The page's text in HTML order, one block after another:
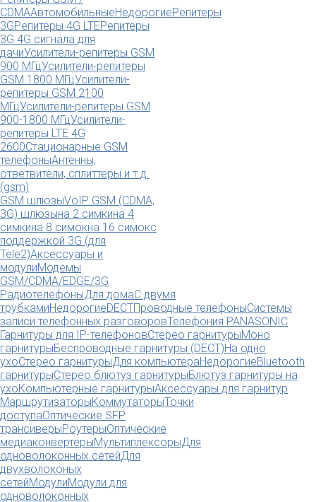
CDMAАвтомобильныеНедорогиеРепитеры
3GРепитеры 4G LTEРепитеры
3G 4G сигнала для
дачиУсилители-репитеры GSM
900 МГцУсилители-репитеры
GSM 1800 МГцУсилители-
репитеры GSM 2100
МГцУсилители-репитеры GSM
900-1800 МГцУсилители-
репитеры LTE 4G
2600Стационарные GSM
телефоныАнтенны,
ответвители, сплиттеры и т.д.
(gsm)
GSM шлюзыVoIP GSM (CDMA,
3G) шлюзына 2 симкина 4
симкина 8 симокна 16 симокс
поддержкой 3G (для
Tele2)Аксессуары и
модулиМодемы
GSM/CDMA/EDGE/3G
РадиотелефоныДля домаС двумя
трубкамиНедорогиеDECTПроводные телефоныСистемы
записи телефонных разговоровТелефония PANASONIC
Гарнитуры для IP-телефоновСтерео гарнитурыМоно
гарнитурыБеспроводные гарнитуры (DECT)На одно
ухоСтерео гарнитурыДля компьютераНедорогиеBluetooth
гарнитурыСтерео блютуз гарнитурыБлютуз гарнитуры на
ухоКомпьютерные гарнитурыАксессуары для гарнитур
МаршрутизаторыКоммутаторыТочки
доступаОптические SFP
трансиверыРоутерыОптические
медиаконвертерыМультиплексорыДля
одноволоконных сетейДля
двухволоконых
сетейМодулиМодули для
одноволоконных